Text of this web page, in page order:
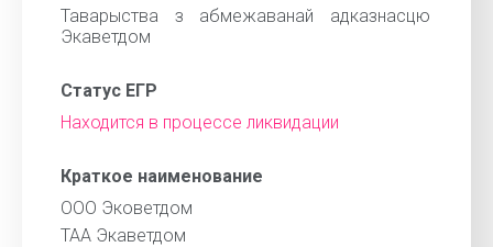
Таварыства з абмежаванай адказнасцю
Экаветдом
Статус ЕГР
Находится в процессе ликвидации
Краткое наименование
ООО Эковетдом
ТАА Экаветдом